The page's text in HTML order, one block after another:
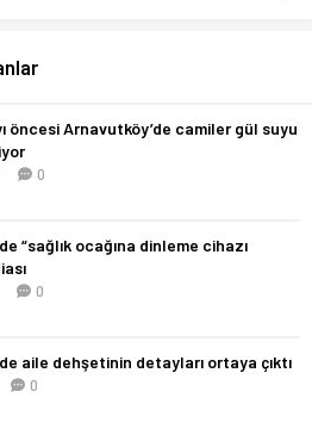
öncesi Arnavutköy’de camiler gül suyu
0
“sağlık ocağına dinleme cihazı
0
aile dehşetinin detayları ortaya çıktı
0